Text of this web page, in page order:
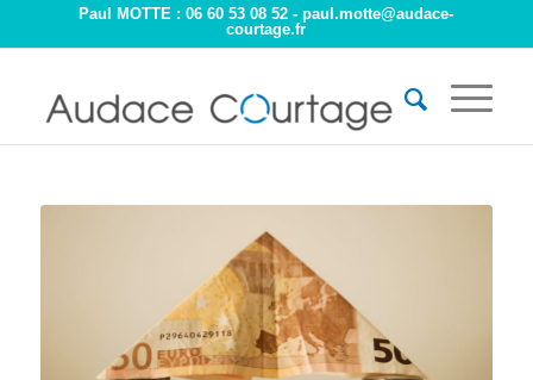
Paul MOTTE : 06 60 53 08 52 -paul.motte@audace-
courtage.fr